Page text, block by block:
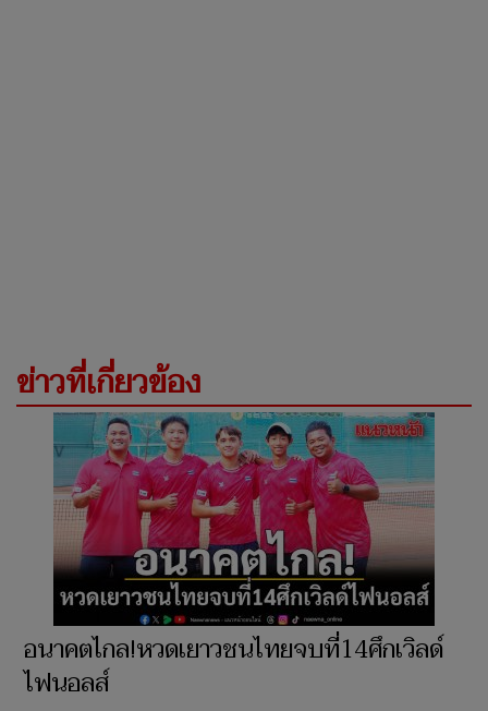
ข่าวที่เกี่ยวข้อง
อนาคตไกล!หวดเยาวชนไทยจบที่14ศึกเวิลด์
ไฟนอลส์